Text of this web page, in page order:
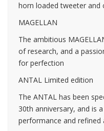
horn loaded tweeter and
MAGELLAN
The ambitious
of research, and a
for perfection
ANTAL Limited edition
The ANTAL has been
30th anniversary, and is
performance and refined